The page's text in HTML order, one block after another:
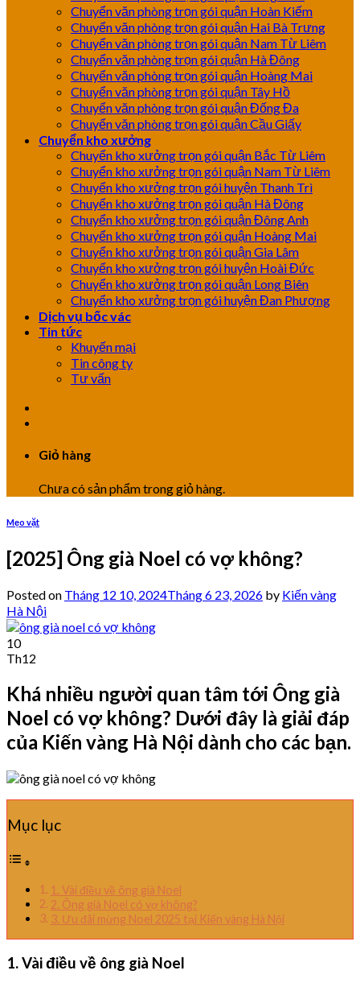
Chuyển văn phòng trọn gói quận Hoàn Kiếm
Chuyển văn phòng trọn gói quận Hai Bà Trưng
Chuyển văn phòng trọn gói quận Nam Từ Liêm
Chuyển văn phòng trọn gói quận Hà Đông
Chuyển văn phòng trọn gói quận Hoàng Mai
Chuyển văn phòng trọn gói quận Tây Hồ
Chuyển văn phòng trọn gói quận Đống Đa
Chuyển văn phòng trọn gói quận Cầu Giấy
Chuyển kho xưởng
Chuyển kho xưởng trọn gói quận Bắc Từ Liêm
Chuyển kho xưởng trọn gói quận Nam Từ Liêm
Chuyển kho xưởng trọn gói huyện Thanh Trì
Chuyển kho xưởng trọn gói quận Hà Đông
Chuyển kho xưởng trọn gói quận Đông Anh
Chuyển kho xưởng trọn gói quận Hoàng Mai
Chuyển kho xưởng trọn gói quận Gia Lâm
Chuyển kho xưởng trọn gói huyện Hoài Đức
Chuyển kho xưởng trọn gói quận Long Biên
Chuyển kho xưởng trọn gói huyện Đan Phượng
Dịch vụ bốc vác
Tin tức
Khuyến mại
Tin công ty
Tư vấn
Giỏ hàng
Chưa có sản phẩm trong giỏ hàng.
Mẹo vặt
[2025] Ông già Noel có vợ không?
Posted on Tháng 12 10, 2024Tháng 6 23, 2026 by Kiến vàng
Hà Nội
10
Th12
Khá nhiều người quan tâm tới Ông già
Noel có vợ không? Dưới đây là giải đáp
của Kiến vàng Hà Nội dành cho các bạn.
Mục lục
1. Vài điều về ông già Noel
2. Ông già Noel có vợ không?
3. Ưu đãi mừng Noel 2025 tại Kiến vàng Hà Nội
1. Vài điều về ông già Noel